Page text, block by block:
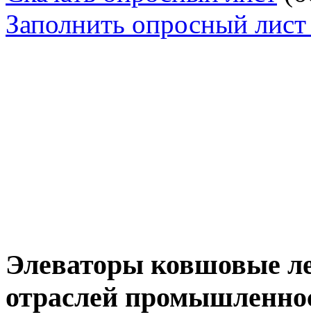
Заполнить опросный
Элеваторы ковшовые
отраслей